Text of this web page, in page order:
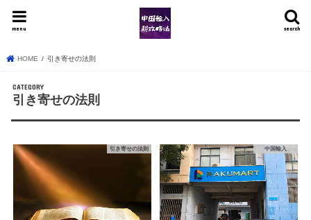
search
menu
HOME 引き寄せの法則
引き寄せの法則
引き寄せの法則 中国輸入